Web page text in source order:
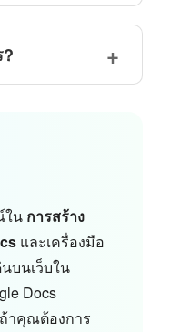
ใน การสร้าง
และเครื่องมือ
บนเว็บใน
Docs
าคุณต้องการ